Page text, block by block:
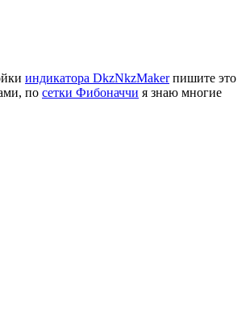
индикатора DkzNkzMakerпишите это
по сетки Фибоначчи я знаю многие